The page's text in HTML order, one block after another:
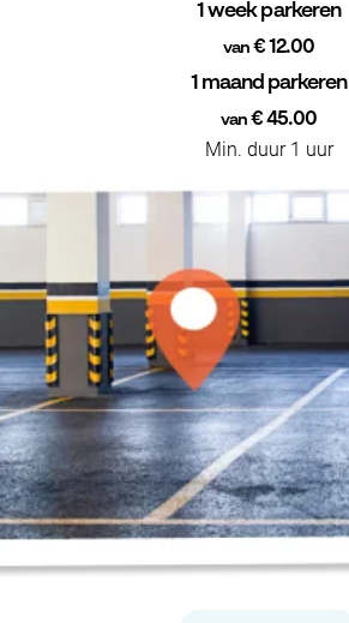
1 week parkeren
van€ 12.00
1 maand parkeren
van€ 45.00
Min. duur 1 uur